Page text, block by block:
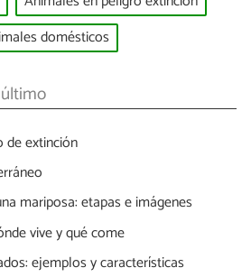
domésticos
de extinción
mariposa: etapas e imágenes
vive y qué come
ejemplos y características